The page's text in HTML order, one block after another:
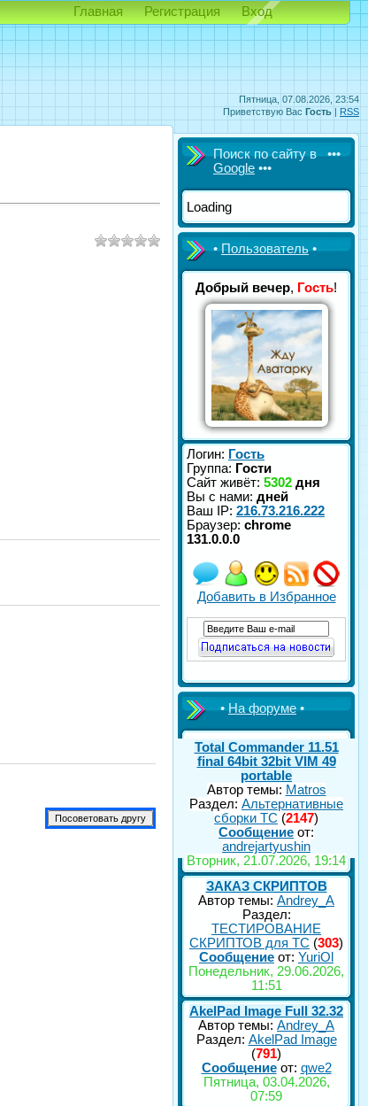
Пятница, 07.08.2026, 23:54
Приветствую Вас Гость | RSS
Главная Регистрация Вход
Поиск по сайту в •••
Google •••
Loading
•Пользователь•
Добрый вечер, Гость!
Логин: Гость
Группа: Гости
Сайт живёт: 5302 дня
Вы с нами: дней
Ваш IP: 216.73.216.222
Браузер: chrome
131.0.0.0
Добавить в Избранное
•На форуме•
Total Commander 11.51
final 64bit 32bit VIM 49
portable
Автор темы: Matros
Раздел: Альтернативные
сборки ТС (2147)
Сообщение от:
andrejartyushin
Вторник, 21.07.2026, 19:14
ЗАКАЗ СКРИПТОВ
Автор темы: Andrey_A
Раздел:
ТЕСТИРОВАНИЕ
СКРИПТОВ для TC (303)
Сообщение от: YuriOl
Понедельник, 29.06.2026,
11:51
AkelPad Image Full 32.32
Автор темы: Andrey_A
Раздел: AkelPad Image
(791)
Сообщениеот: qwe2
Пятница, 03.04.2026,
07:59